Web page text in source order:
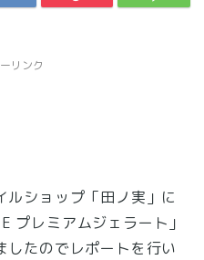
リンク
ルショップ「田ノ実」に
プレミアムジェラート」
したのでレポートを行い